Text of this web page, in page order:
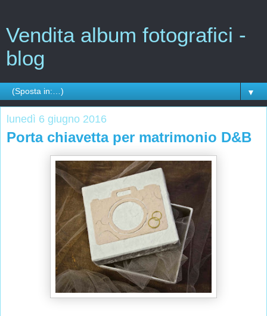
Vendita album fotografici -
blog
▼
lunedì 6 giugno 2016
Porta chiavetta per matrimonio D&B